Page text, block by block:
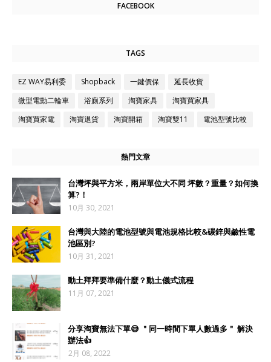
FACEBOOK
TAGS
EZ WAY易利委 Shopback 一鍵價保
延長收貨
微型電動二輪車
浴廁系列 淘寶家具
淘寶買家具
淘寶買家電
淘寶退貨 淘寶開箱 淘寶雙11 電池型號比較
熱門文章
台灣坪與平方米，兩岸單位大不同 坪數？重量？如何換
算?！
10月 30, 2021
台灣與大陸的電池型號與電池規格比較&碳鋅與鹼性電
池區別?
10月 31, 2021
動土拜拜要準備什麼？動土儀式流程
11月 07, 2021
分享淘寶無法下單😅 ＂同一時間下單人數過多＂ 解決
辦法👍
2月 08, 2022